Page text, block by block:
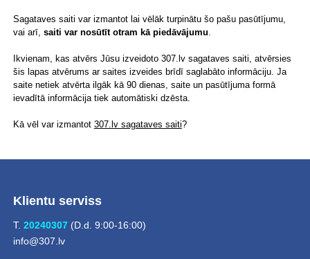
Sagataves saiti var izmantot lai vēlāk turpinātu šo pašu pasūtījumu,
vai arī, saiti var nosūtīt otram kā piedāvājumu
Ikvienam, kas atvērs Jūsu izveidoto 307.lv sagataves saiti, atvērsies
šis lapas atvērums ar saites izveides brīdī saglabāto informāciju. Ja
saite netiek atvērta ilgāk kā 90 dienas, saite un pasūtījuma formā
ievadītā informācija tiek automātiski dzēsta.
Kā vēl var izmantot 307.lv sagataves saiti?
Klientu serviss
T. 20240307(D.d. 9:00-16:00)
info@307.lv